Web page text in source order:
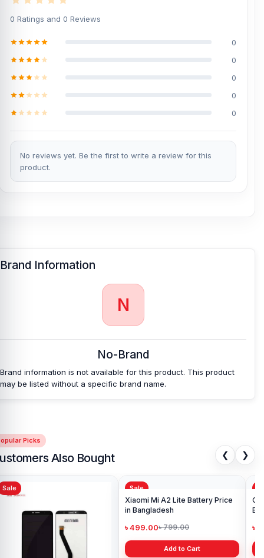
0 Ratings and 0 Reviews
0
0
0
0
0
No reviews yet. Be the first to write a review for this
product.
Brand Information
N
No-Brand
Brand information is not available for this product. This product
may be listed without a specific brand name.
Picks
Also Bought ❮ ❯
Sale Sale
Xiaomi Mi A2 Lite Battery Price
in Bangladesh
৳ 499.00৳ 799.00
Add to Cart
৳